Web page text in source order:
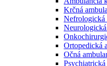
Krčná
Nefrologická
Ortopedická
Očná